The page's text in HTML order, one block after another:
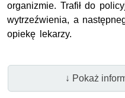
organizmie. Trafił do
wytrzeźwienia, a
opiekę lekarzy.
↓ Pokaż